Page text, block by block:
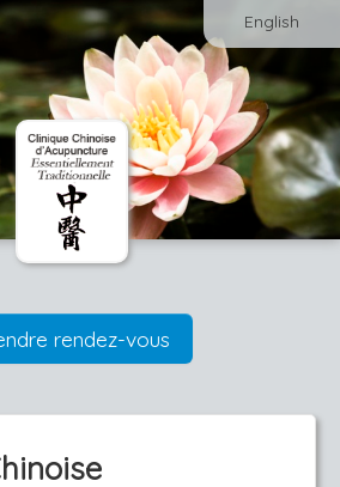
English
rendez-vous